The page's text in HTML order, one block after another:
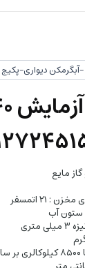
آبگرمکن دیواری-
۲۱ اتمسفر